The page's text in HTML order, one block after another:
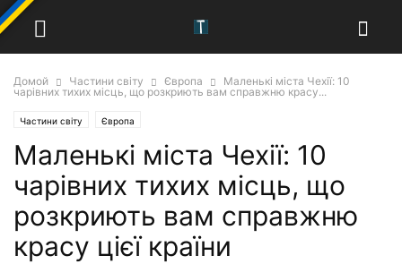
Домой Частини світу Європа
Маленькі міста Чехії: 10
чарівних тихих місць, що розкриють вам справжню красу...
Частини світу Європа
Маленькі міста Чехії: 10
чарівних тихих місць, що
розкриють вам справжню
красу цієї країни